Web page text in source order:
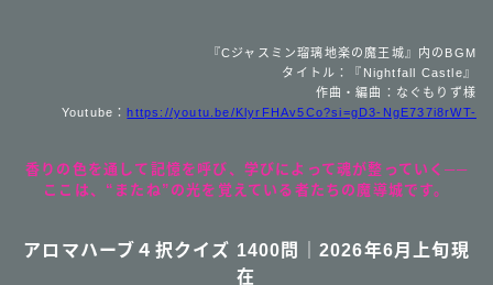
『Cジャスミン瑠璃地楽の魔王城』内のBGM
タイトル：『Nightfall Castle』
作曲・編曲：なぐもりず様
Youtube：https://youtu.be/KlyrFHAv5Co?si=gD3-NgE737i8rWT-
香りの色を通して記憶を呼び、学びによって魂が整っていく──
ここは、“またね”の光を覚えている者たちの魔導城です。
アロマハーブ４択クイズ 1400問｜2026年6月上旬現
在